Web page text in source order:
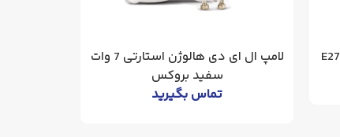
لامپ هالوژنی ال ای دی با سرپیچ E27
لامپ ال ای دی هالوژن استارتی 7 وات
سفید بروکس
تماس بگیرید